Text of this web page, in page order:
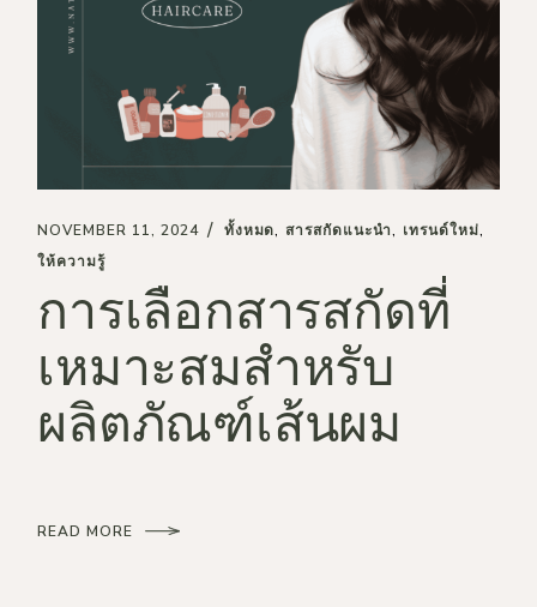
NOVEMBER 11, 2024 ทั้งหมด สารสกัดแนะนำ
เทรนด์ใหม่
ให้ความรู้
การเลือกสารสกัดที่
เหมาะสมสำหรับ
ผลิตภัณฑ์เส้นผม
READ MORE